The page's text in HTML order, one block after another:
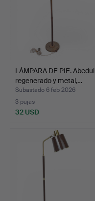
LÁMPARA DE PIE. Abedul
regenerado y metal,…
Subastado 6 feb 2026
3 pujas
32 USD